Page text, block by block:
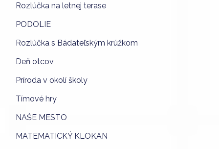
Rozlúčka na letnej terase
PODOLIE
Rozlúčka s Bádateľským krúžkom
Deň otcov
Príroda v okolí školy
Tímové hry
NAŠE MESTO
MATEMATICKÝ KLOKAN